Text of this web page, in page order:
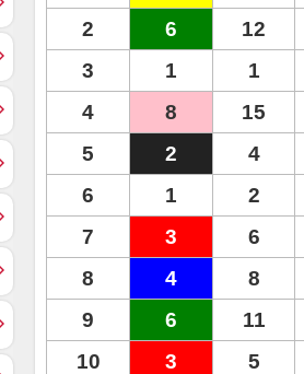
2
6 12
3
1 1
4
8 15
5
2 4
6
1 2
7
3 6
8
4 8
9
6 11
10
3 5